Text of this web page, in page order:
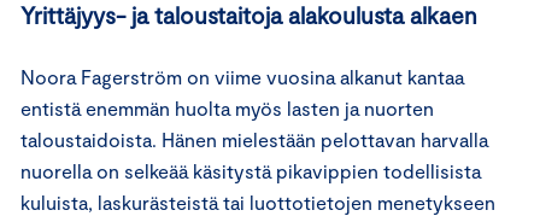
Yrittäjyys- ja taloustaitoja alakoulusta alkaen
Noora Fagerström on viime vuosina alkanut kantaa
entistä enemmän huolta myös lasten ja nuorten
taloustaidoista. Hänen mielestään pelottavan harvalla
nuorella on selkeää käsitystä pikavippien todellisista
kuluista, laskurästeistä tai luottotietojen menetykseen